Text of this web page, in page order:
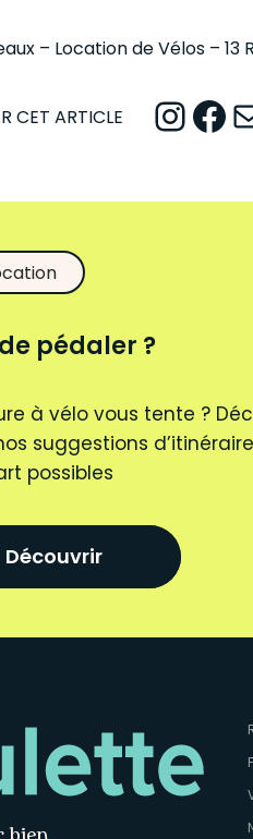
– Location de Vélos – 13
CET ARTICLE InstagramFacebook Mail
pédaler ?
à vélo vous tente ?
suggestions
possibles
Découvrir